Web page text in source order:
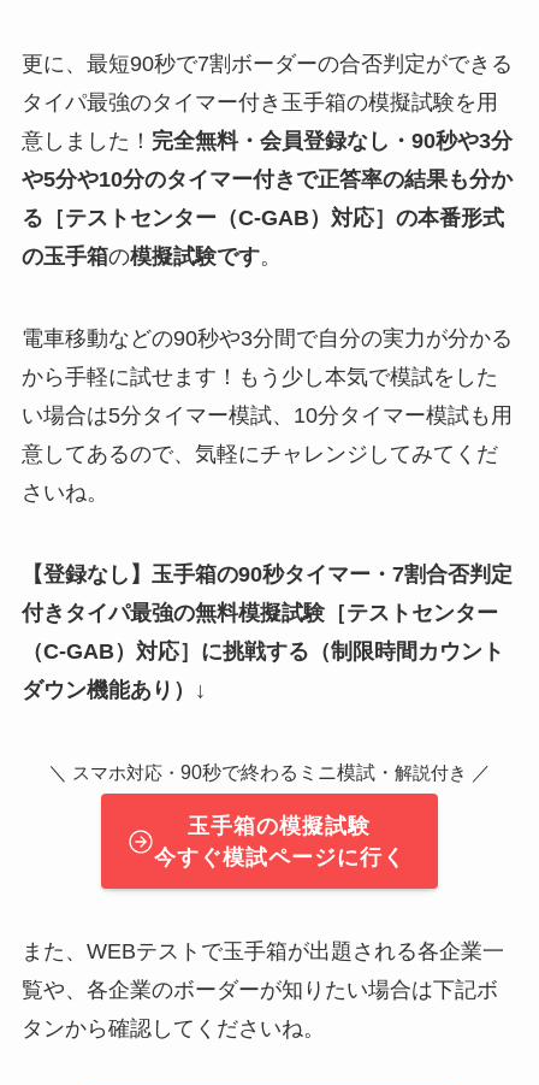
更に、最短90秒で7割ボーダーの合否判定ができる
タイパ最強のタイマー付き玉手箱の模擬試験を用
意しました！ 完全無料・会員登録なし・90秒や3分
や5分や10分のタイマー付きで正答率の結果も分か
る ［テストセンター（C-GAB）対応］ の本番形式
の玉手箱の模擬試験です。
電車移動などの90秒や3分間で自分の実力が分かる
から手軽に試せます！もう少し本気で模試をした
い場合は5分タイマー模試、10分タイマー模試も用
意してあるので、気軽にチャレンジしてみてくだ
さいね。
【登録なし】玉手箱の90秒タイマー・7割合否判定
付きタイパ最強の無料模擬試験［テストセンター
（C-GAB）対応］ に挑戦する（制限時間カウント
ダウン機能あり）↓
＼ スマホ対応・ 90秒で終わるミニ模試・ 解説付き ／
玉手箱の模擬試験
今すぐ模試ページに行く
また、WEBテストで玉手箱が出題される各企業一
覧や、各企業のボーダーが知りたい場合は下記ボ
タンから確認してくださいね。